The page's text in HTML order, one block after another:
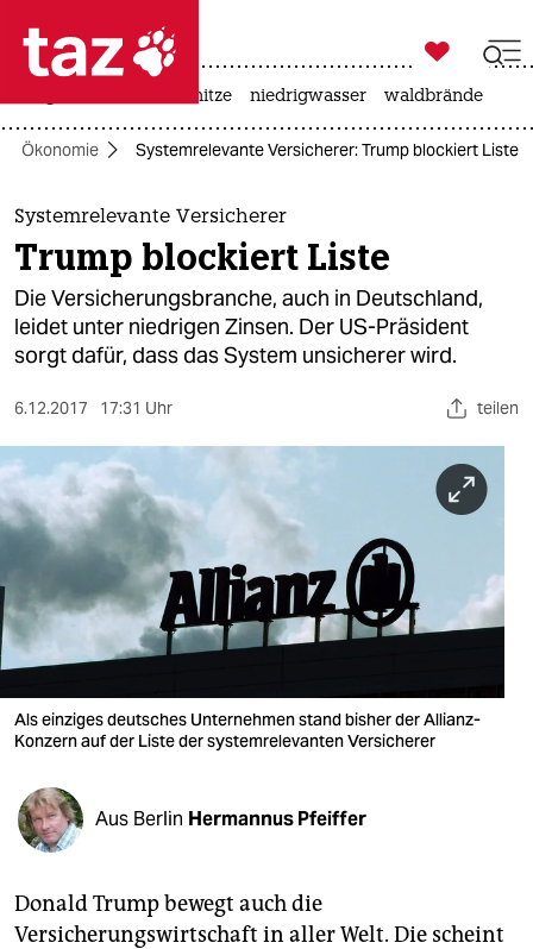
 taz zahl ich
taz zahl ich
themen
politik
öko
gesellschaft
sport
berlin
nord
wahrheit
verlag
verlag
veranstaltungen
shop
unterstützen

taz zahl ich
hitze niedrigwasser waldbrände
Ökonomie Systemrelevante Versicherer: Trump blockiert Liste
Systemrelevante Versicherer
Trump blockiert Liste
Die Versicherungsbranche, auch in Deutschland,
leidet unter niedrigen Zinsen. Der US-Präsident
sorgt dafür, dass das System unsicherer wird.
6.12.2017 17:31 Uhr teilen
Als einziges deutsches Unternehmen stand bisher der Allianz-
Konzern auf der Liste der systemrelevanten Versicherer
Aus Berlin Hermannus Pfeiffer
Donald Trump bewegt auch die
Versicherungswirtschaft in aller Welt. Die scheint